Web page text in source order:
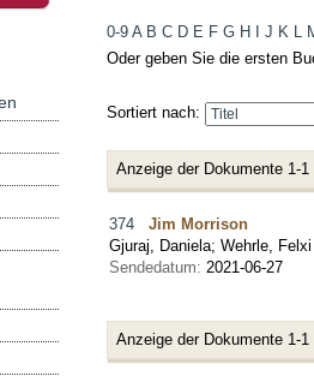
0-9 A B C D E F G H J K L
Oder geben Sie die ersten
Sortiert nach:
Anzeige der Dokumente 1-1
374 Jim Morrison
Gjuraj, Daniela; Wehrle, Felxi
Sendedatum: 2021-06-27
Anzeige der Dokumente 1-1